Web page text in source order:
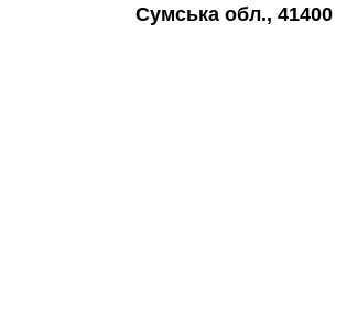
Сумська обл., 41400